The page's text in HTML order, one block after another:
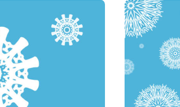
Bijuterii Retușând Servicii Date de Antrenament AI